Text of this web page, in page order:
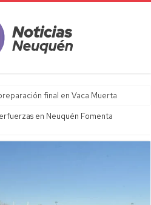
final en Vaca Muerta
en Neuquén Fomenta